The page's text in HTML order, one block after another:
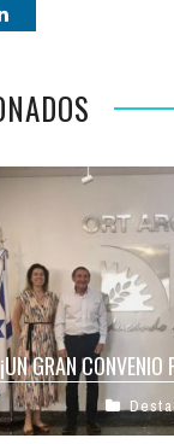
¡UN GRAN
muy felices de
entre